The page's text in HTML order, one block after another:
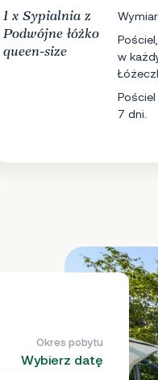
1 x Sypialnia z
Podwójne łóżko
queen-size
w
7 dni.
Okres pobytu
Wybierz datę